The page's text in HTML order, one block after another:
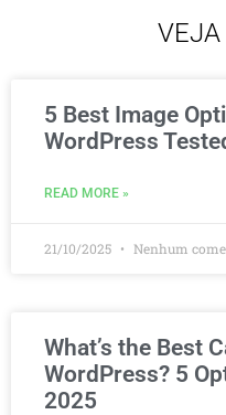
5 Best Image
WordPress
READ MORE »
21/10/2025 Nenhum
What’s the Best
WordPress? 5
2025